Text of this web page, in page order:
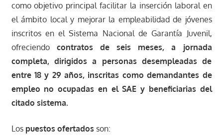
como objetivo principal facilitar la inserción laboral en
el ámbito local y mejorar la empleabilidad de jóvenes
inscritos en el Sistema Nacional de Garantía Juvenil,
ofreciendo contratos de seis meses, a jornada
completa, dirigidos a personas desempleadas de
entre 18 y 29 años, inscritas como demandantes de
empleo no ocupadas en el SAE y beneficiarias del
citado sistema.
Los puestos ofertados son: